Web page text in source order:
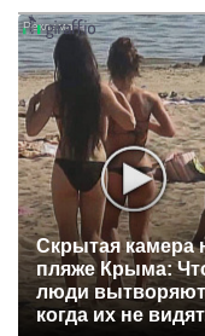
Скрытая камера
пляже Крыма:
люди
когда их не